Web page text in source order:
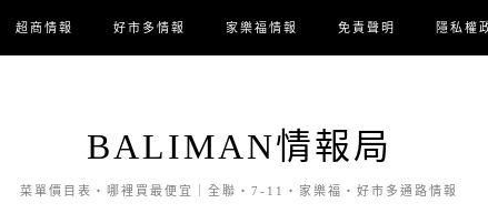
超商情報 好市多情報 家樂福情報 免責聲明 隱私權
BALIMAN情報局
菜單價目表・哪裡買最便宜｜全聯・7-11・家樂福・好市多通路情報